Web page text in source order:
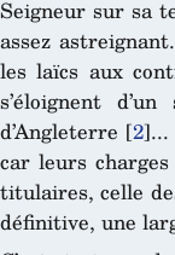
Seigneur sur sa
assez
les laïcs aux
s’éloignent
d’Angleterre [2]
car leurs
titulaires, celle
définitive, une